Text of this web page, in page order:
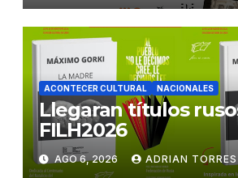
ACONTECER CULTURAL NACIONALES
Llegaran títulos
FILH2026
AGO 6, 2026 ADRIAN